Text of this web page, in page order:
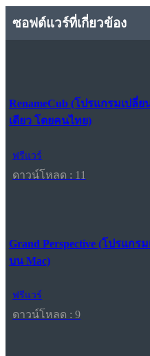
ซอฟต์แวร์ที่เกี่ยวข้อง
RenameCub (โปรแกรมเป
เดียว โดยคนไทย)
ฟรีแวร์
ดาวน์โหลด : 11
Grand Perspective (โปรแก
บน Mac)
ฟรีแวร์
ดาวน์โหลด : 9